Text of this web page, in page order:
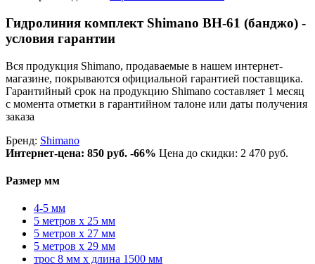
Гидролиния комплект Shimano BH-61 (банджо) -
условия гарантии
Вся продукция Shimano, продаваемые в нашем интернет-
магазине, покрываются официальной гарантией поставщика.
Гарантийный срок на продукцию Shimano составляет 1 месяц
с момента отметки в гарантийном талоне или даты получения
заказа
Бренд: Shimano
Интернет-цена: 850 руб. -66% Цена до скидки: 2 470 руб.
Размер мм
4-5 мм
5 метров x 25 мм
5 метров x 27 мм
5 метров x 29 мм
трос 8 мм x длина 1500 мм